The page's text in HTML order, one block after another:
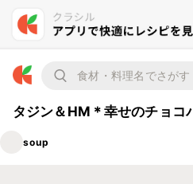
タジン＆HM＊幸せのチョコ
soup